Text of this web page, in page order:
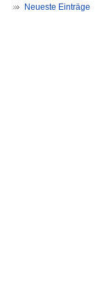
Neueste Einträge